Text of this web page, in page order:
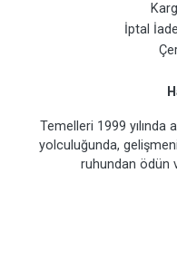
İptal
Temelleri 1999 yılında
yolculuğunda,
ruhundan ödün